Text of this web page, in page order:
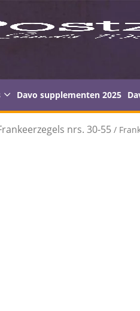
Davo supplementen 2025
nrs. 30-55 /